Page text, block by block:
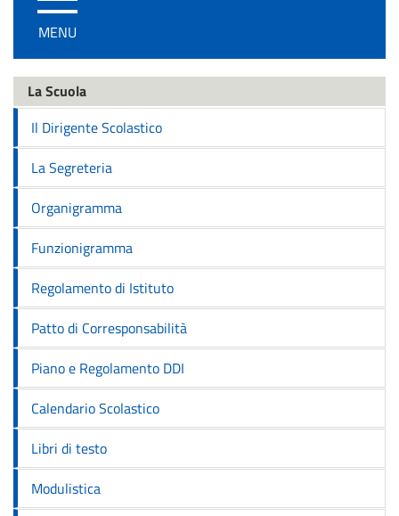
/
disattiva
navigazione
MENU
La Scuola
Il Dirigente Scolastico
La Segreteria
Organigramma
Funzionigramma
Regolamento di Istituto
Patto di Corresponsabilità
Piano e Regolamento DDI
Calendario Scolastico
Libri di testo
Modulistica